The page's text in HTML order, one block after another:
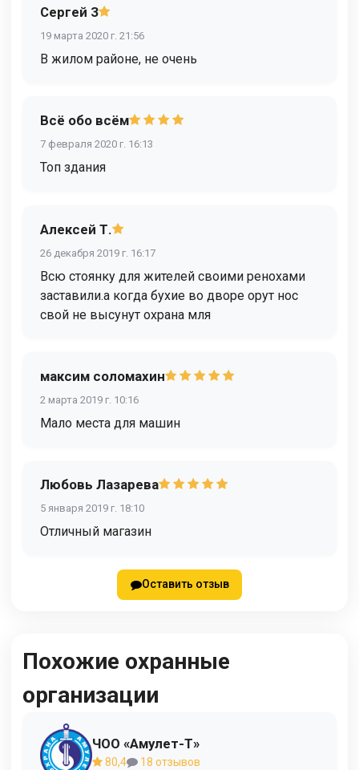
Сергей З
19 марта 2020 г. 21:56
В жилом районе, не очень
Всё обо всём
7 февраля 2020 г. 16:13
Топ здания
Алексей Т.
26 декабря 2019 г. 16:17
Всю стоянку для жителей своими ренохами
заставили.а когда бухие во дворе орут нос
свой не высунут охрана мля
максим соломахин
2 марта 2019 г. 10:16
Мало места для машин
Любовь Лазарева
5 января 2019 г. 18:10
Отличный магазин
Оставить отзыв
Похожие охранные
организации
ЧОО «Амулет-Т»
80,4
18 отзывов